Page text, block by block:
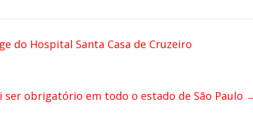
do Hospital Santa Casa de Cruzeiro
ser obrigatório em todo o estado de São Paulo